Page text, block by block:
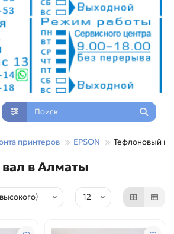
принтеров EPSON Тефлоновый
в Алматы